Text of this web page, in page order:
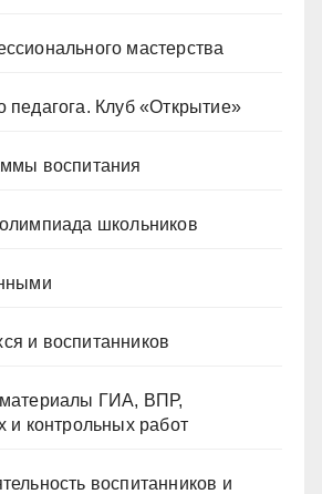
мастерства
педагога. Клуб «Открытие»
воспитания
школьников
и воспитанников
ГИА, ВПР,
и контрольных работ
воспитанников и